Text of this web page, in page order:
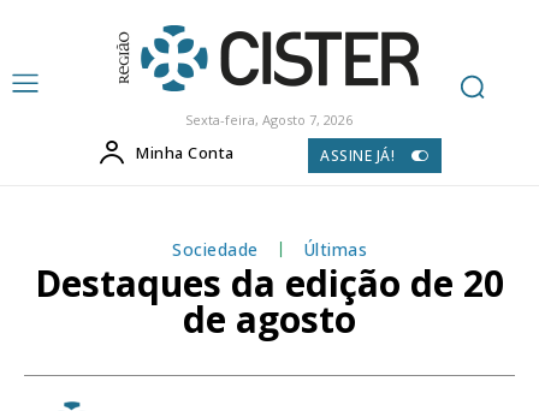
Sexta-feira, Agosto 7, 2026
Minha Conta ASSINE JÁ!
Sociedade Últimas
Destaques da edição de 20
de agosto